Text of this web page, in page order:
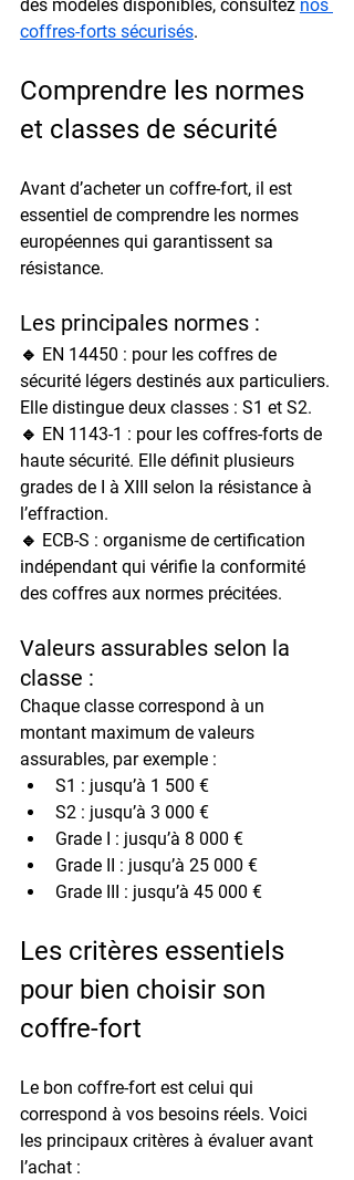
des modèles disponibles, consultez nos
coffres-forts sécurisés.
Comprendre les normes
et classes de sécurité
Avant d’acheter un coffre-fort, il est
essentiel de comprendre les normes
européennes qui garantissent sa
résistance.
Les principales normes :
🔹 EN 14450 : pour les coffres de
sécurité légers destinés aux particuliers.
Elle distingue deux classes : S1 et S2.
🔹 EN 1143-1 : pour les coffres-forts de
haute sécurité. Elle définit plusieurs
grades de I à XIII selon la résistance à
l’effraction.
🔹 ECB-S : organisme de certification
indépendant qui vérifie la conformité
des coffres aux normes précitées.
Valeurs assurables selon la
classe :
Chaque classe correspond à un
montant maximum de valeurs
assurables, par exemple :
S1 : jusqu’à 1 500 €
S2 : jusqu’à 3 000 €
Grade I
: jusqu’à 8 000 €
Grade II
: jusqu’à 25 000 €
Grade III
: jusqu’à 45 000 €
Les critères essentiels
pour bien choisir son
coffre-fort
Le bon coffre-fort est celui qui
correspond à vos besoins réels. Voici
les principaux critères à évaluer avant
l’achat :